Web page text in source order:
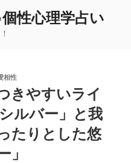
性心理学占い
相性
きやすいライ
ルバー」と我
たりとした悠
」